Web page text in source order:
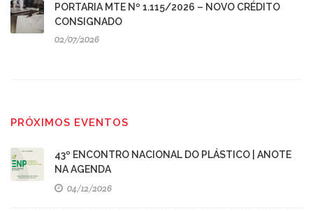
PORTARIA MTE Nº 1.115/2026 – NOVO CRÉDITO
CONSIGNADO
02/07/2026
PRÓXIMOS EVENTOS
43º ENCONTRO NACIONAL DO PLÁSTICO | ANOTE
NA AGENDA
04/12/2026